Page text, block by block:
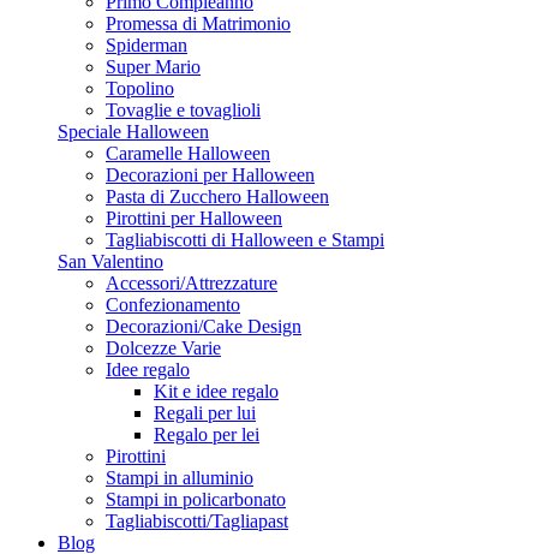
Promessa di Matrimonio
Spiderman
Super Mario
Topolino
Tovaglie e tovaglioli
Speciale Halloween
Caramelle Halloween
Decorazioni per Halloween
Pasta di Zucchero Halloween
Pirottini per Halloween
Tagliabiscotti di Halloween e Stampi
San Valentino
Accessori/Attrezzature
Confezionamento
Decorazioni/Cake Design
Dolcezze Varie
Idee regalo
Kit e idee regalo
Regali per lui
Regalo per lei
Pirottini
Stampi in alluminio
Stampi in policarbonato
Tagliabiscotti/Tagliapast
Blog